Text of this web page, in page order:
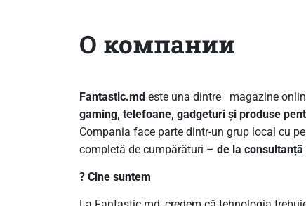
О компании
Fantastic.mdeste una dintre magazine
gaming, telefoane, gadgeturi și produse
Compania face parte dintr-un grup local cu
completă de cumpărături – de la
? Cine suntem